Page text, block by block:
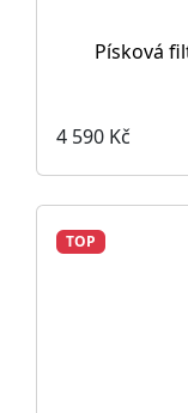
Písková
4 590 Kč
TOP